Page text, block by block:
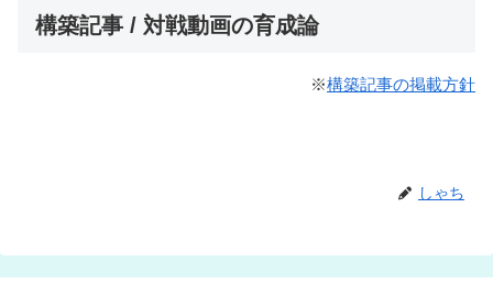
構築記事 / 対戦動画の育成論
※構築記事の掲載方針
しゃち